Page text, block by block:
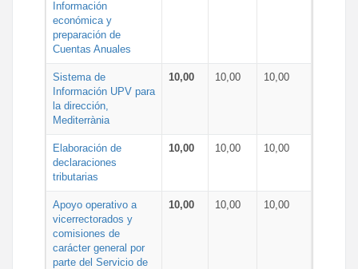
Información
económica y
preparación de
Cuentas Anuales
Sistema de
Información UPV para
la dirección,
Mediterrània
10,00 10,00 10,00
Elaboración de
declaraciones
tributarias
10,00 10,00 10,00
Apoyo operativo a
vicerrectorados y
comisiones de
carácter general por
parte del Servicio de
10,00 10,00 10,00